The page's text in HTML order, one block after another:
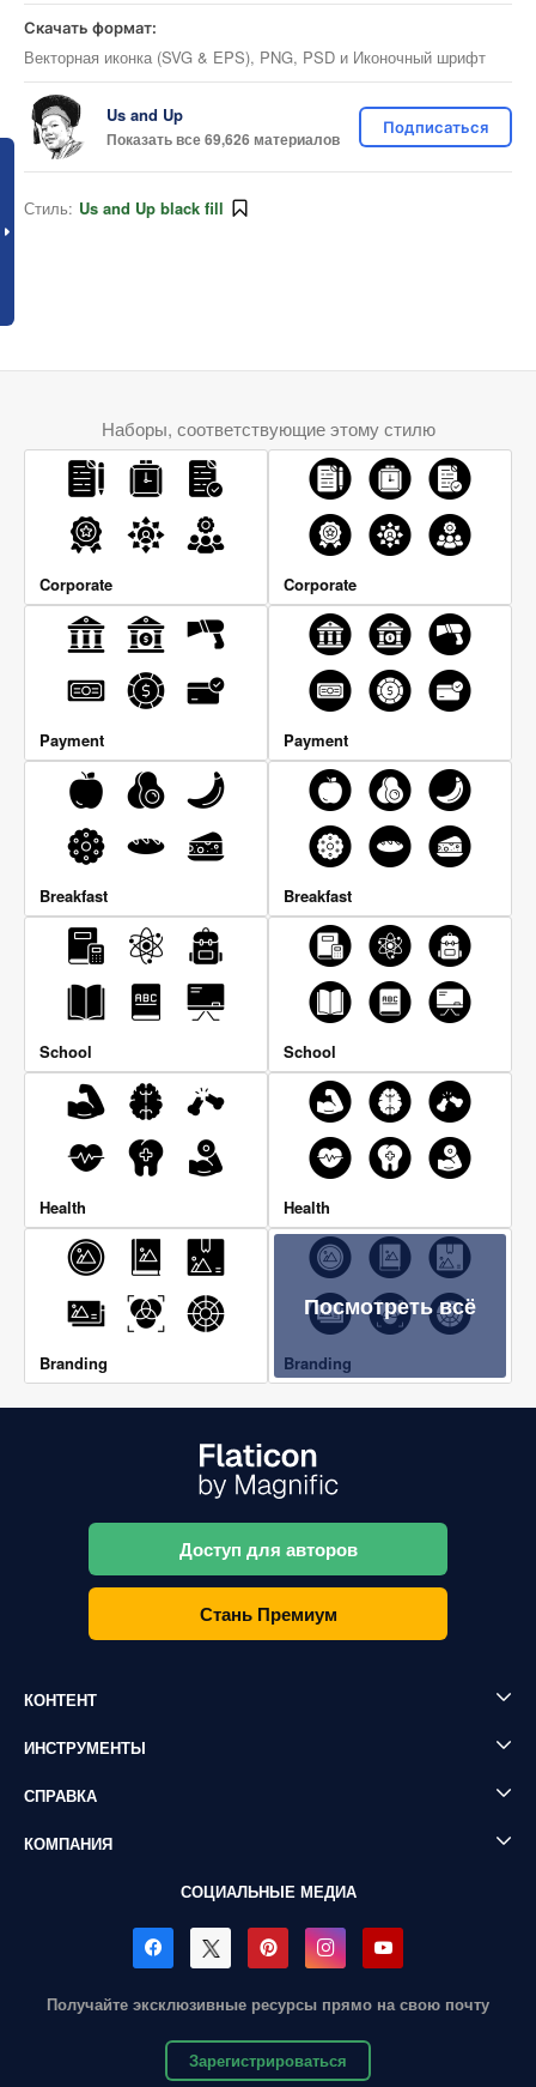
Скачать формат:
Векторная иконка (SVG & EPS), PNG, PSD и Иконочный шрифт
Us and Up
Показать все 69,626 материалов
Подписаться
Стиль: Us and Up black fill
Наборы, соответствующие этому стилю
Corporate Corporate
Payment Payment
Breakfast Breakfast
School School
Health Health
Branding
Посмотреть всё
Branding
Доступ для авторов
Стань Премиум
КОНТЕНТ
ИНСТРУМЕНТЫ
СПРАВКА
КОМПАНИЯ
СОЦИАЛЬНЫЕ МЕДИА
Получайте эксклюзивные ресурсы прямо на свою почту
Зарегистрироваться